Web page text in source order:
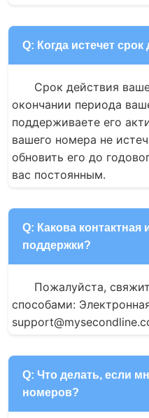
Q: Когда истечет
Срок действия
окончании периода
поддерживаете его
вашего номера не
обновить его до
вас постоянным.
Q: Какова
поддержки?
Пожалуйста,
способами:
Q: Что делать, если
номеров?